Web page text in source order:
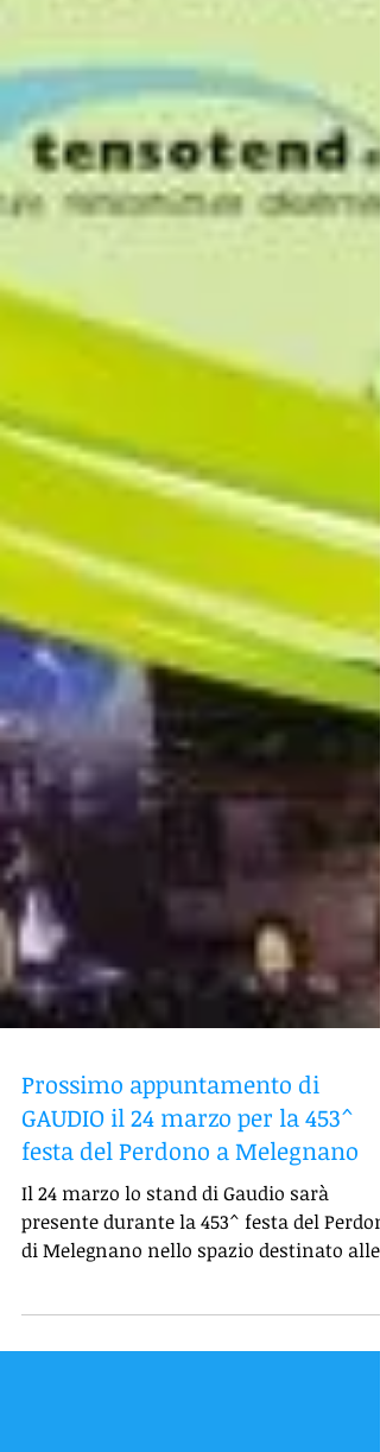
Prossimo appuntamento di
GAUDIO il 24 marzo per la 453^
festa del Perdono a Melegnano
Il 24 marzo lo stand di Gaudio sarà
presente durante la 453^ festa del
associazioni in...